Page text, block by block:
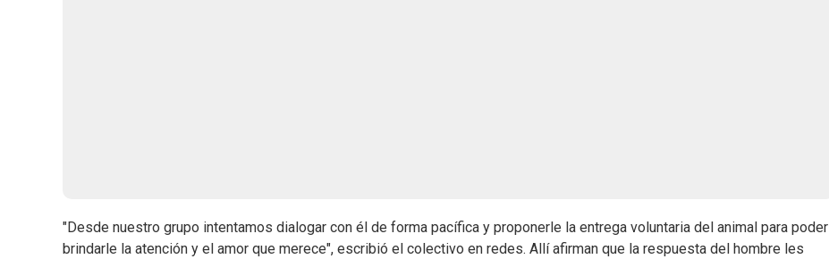
"Desde nuestro grupo intentamos dialogar con él de forma pacífica y proponerle la entrega voluntaria del animal para poder
brindarle la atención y el amor que merece", escribió el colectivo en redes. Allí afirman que la respuesta del hombre les